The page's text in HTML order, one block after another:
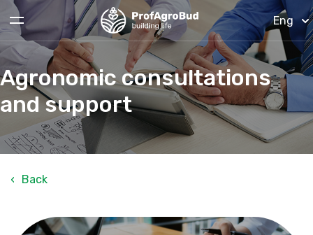
About us
Services
Technologies
Planting material
Our projects
Eng
Agronomic consultations
and support
‹ Back